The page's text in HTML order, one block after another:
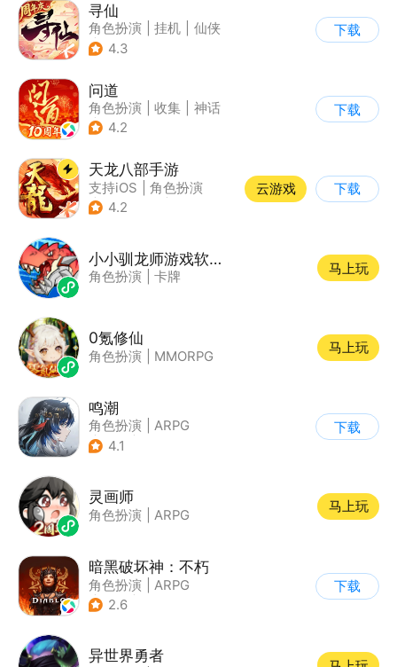
寻仙
角色扮演 挂机
仙侠
| 寻仙
4.3
下载
问道
角色扮演 收集
神话
| 宠物
4.2
下载
天龙八部手游
支持iOS
角色扮演
| MMORPG
4.2
云游戏 下载
小小驯龙师游戏软件V1.0
角色扮演 卡牌
马上玩
0氪修仙
角色扮演 MMORPG
马上玩
鸣潮
角色扮演
ARPG
| 冒险
4.1
下载
灵画师
角色扮演 ARPG
马上玩
暗黑破坏神：不朽
角色扮演
ARPG
| 奇幻
2.6
下载
异世界勇者